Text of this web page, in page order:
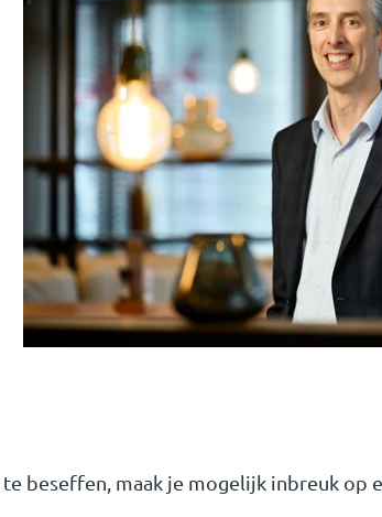
beseffen, maak je mogelijk inbreuk op